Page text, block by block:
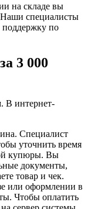
на складе вы
Наши специалисты
поддержку по
3 000
В интернет-
Специалист
уточнить время
купюры. Вы
документы,
товар и чек.
или оформлении в
Чтобы оплатить